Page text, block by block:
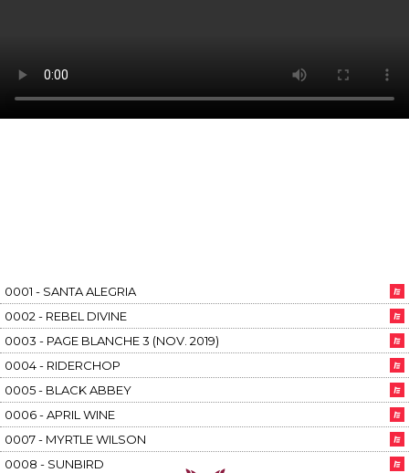
0001 - SANTA ALEGRIA
0002 - REBEL DIVINE
0003 - PAGE BLANCHE 3 (NOV. 2019)
0004 - RIDERCHOP
0005 - BLACK ABBEY
0006 - APRIL WINE
0007 - MYRTLE WILSON
0008 - SUNBIRD